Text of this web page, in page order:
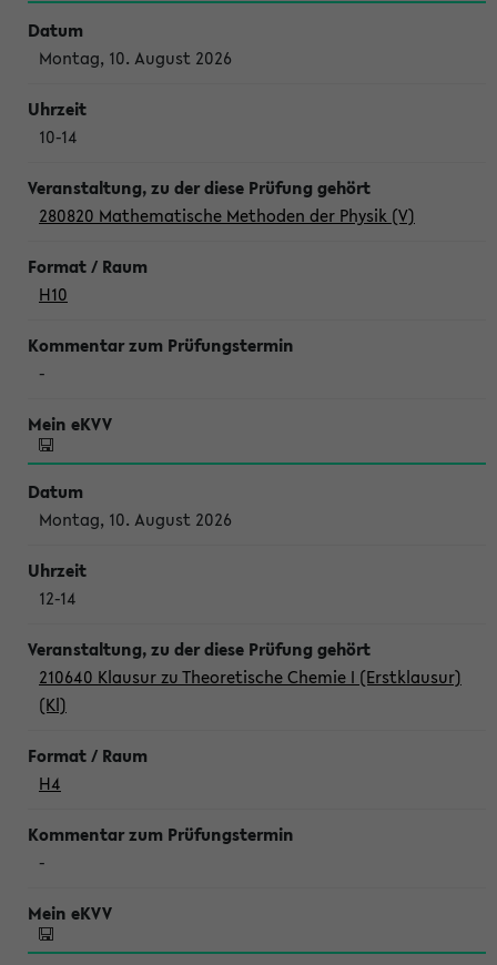
Montag, 10. August 2026
10-14
280820 Mathematische Methoden der Physik (V)
H10
-
Montag, 10. August 2026
12-14
210640 Klausur zu Theoretische Chemie I (Erstklausur)
(Kl)
H4
-